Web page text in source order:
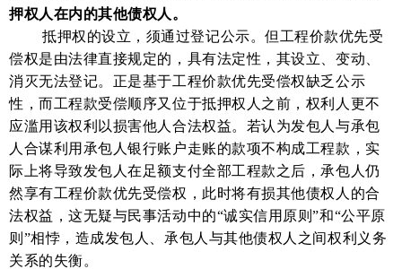
押权人在内的其他债权人。
抵押权的设立，须通过登记公示。但工程价款优先受
偿权是由法律直接规定的，具有法定性，其设立、变动、
消灭无法登记。正是基于工程价款优先受偿权缺乏公示
性，而工程款受偿顺序又位于抵押权人之前 ，权利人更不
应滥用该权利以损害他人合法权益。若认为发包人与承包
人合谋利用承包人银行账户走账的款项不构成工程款，实
际上将导致发包人在足额支付全部工程款之后，承包人仍
然享有工程价款优先受偿权，此时将有损其他债权人的合
法权益，这无疑与民事活动中的“诚实信用原则”和“公平原
则”相悖，造成发包人、承包人与其他债权人之间权利义务
关系的失衡。